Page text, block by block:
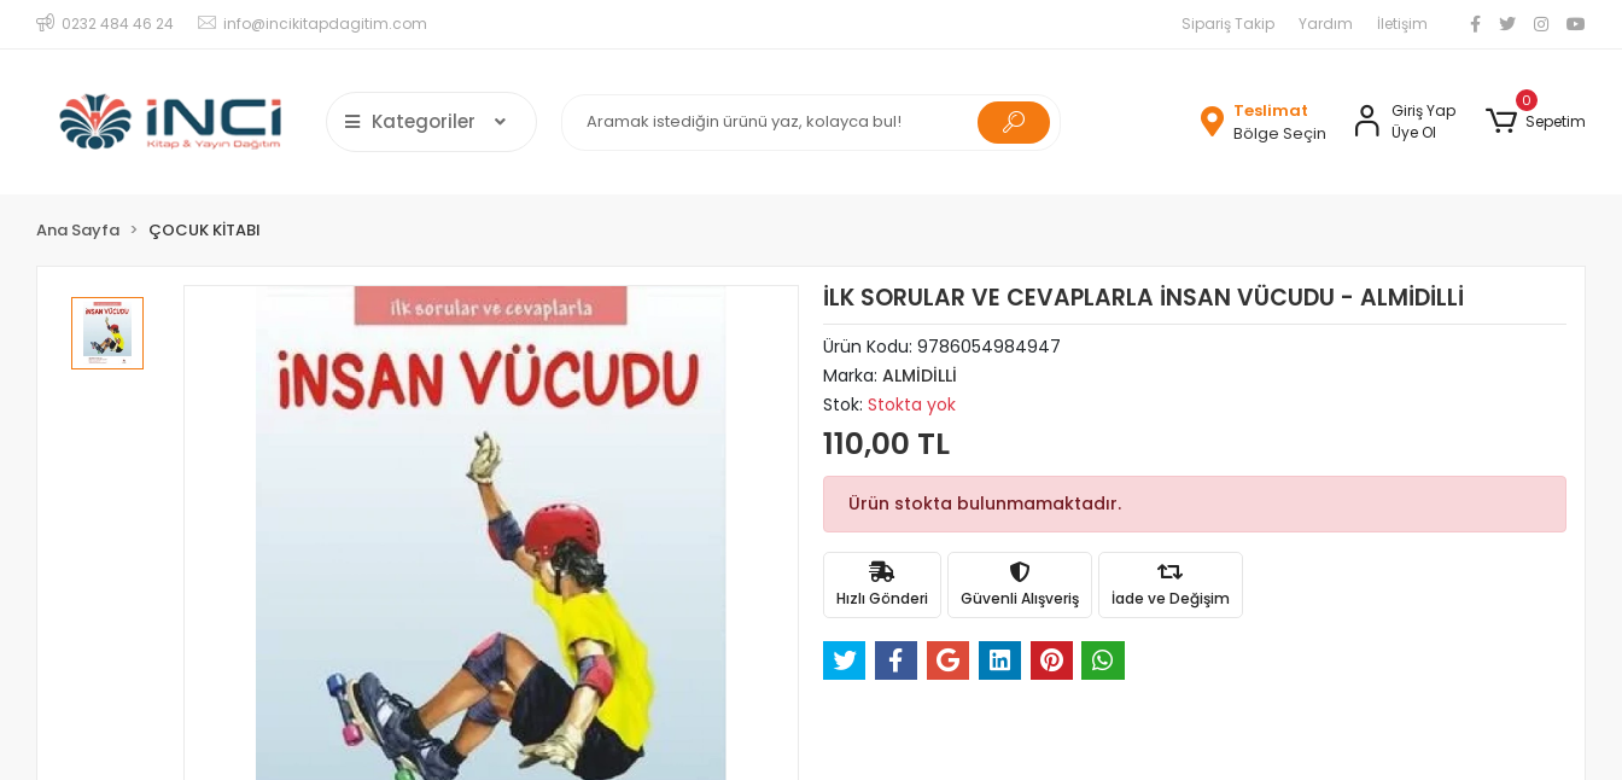
0232 484 46 24 info@incikitapdagitim.com Sipariş Takip Yardım İletişim
Kategoriler
Teslimat
Bölge Seçin
Giriş Yap
Üye Ol
0
Sepetim
Ana Sayfa ÇOCUK KİTABI
İLK SORULAR VE CEVAPLARLA İNSAN VÜCUDU - ALMİDİLLİ
Ürün Kodu: 9786054984947
Marka: ALMİDİLLİ
Stok: Stokta yok
110,00 TL
Ürün stokta bulunmamaktadır.
Hızlı Gönderi Güvenli Alışveriş İade ve Değişim